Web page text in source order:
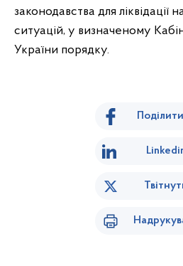
законодавства для ліквідації
ситуацій, у визначеному
України порядку.